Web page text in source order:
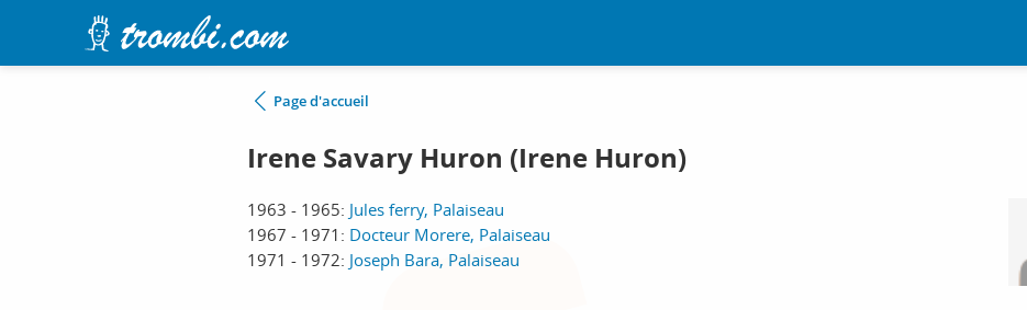
Page d'accueil
Irene Savary Huron (Irene Huron)
1963 - 1965: Jules ferry, Palaiseau
1967 - 1971: Docteur Morere, Palaiseau
1971 - 1972: Joseph Bara, Palaiseau